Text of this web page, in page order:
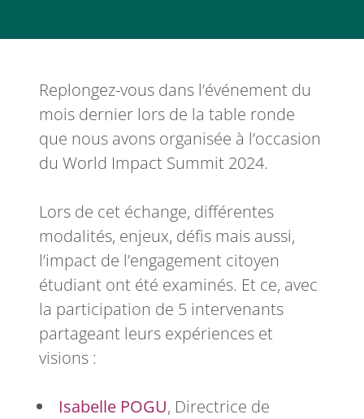
Replongez-vous dans l’événement du
mois dernier lors de la table ronde
que nous avons organisée à l’occasion
du World Impact Summit 2024.
Lors de cet échange, différentes
modalités, enjeux, défis mais aussi,
l’impact de l’engagement citoyen
étudiant ont été examinés. Et ce, avec
la participation de 5 intervenants
partageant leurs expériences et
visions :
Isabelle POGU, Directrice de